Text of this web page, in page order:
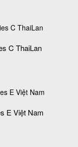
C ThaiLan
E Việt Nam